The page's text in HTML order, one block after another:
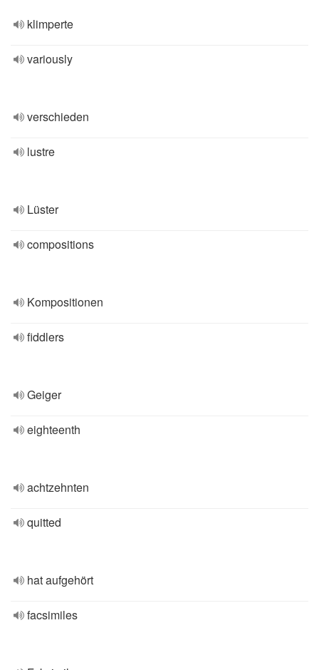
klimperte
variously
verschieden
lustre
Lüster
compositions
Kompositionen
fiddlers
Geiger
eighteenth
achtzehnten
quitted
hat aufgehört
facsimiles